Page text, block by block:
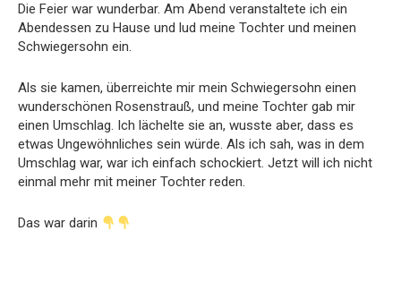
Die Feier war wunderbar. Am Abend veranstaltete ich ein
Abendessen zu Hause und lud meine Tochter und meinen
Schwiegersohn ein.
Als sie kamen, überreichte mir mein Schwiegersohn einen
wunderschönen Rosenstrauß, und meine Tochter gab mir
einen Umschlag. Ich lächelte sie an, wusste aber, dass es
etwas Ungewöhnliches sein würde. Als ich sah, was in dem
Umschlag war, war ich einfach schockiert. Jetzt will ich nicht
einmal mehr mit meiner Tochter reden.
Das war darin